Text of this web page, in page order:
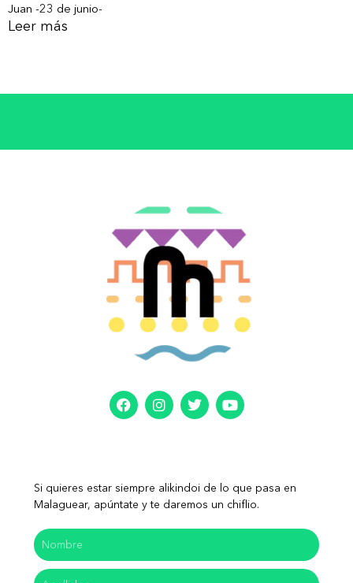
Juan -23 de junio-
Leer más
Si quieres estar siempre alikindoi de lo que pasa en
Malaguear, apúntate y te daremos un chiflio.